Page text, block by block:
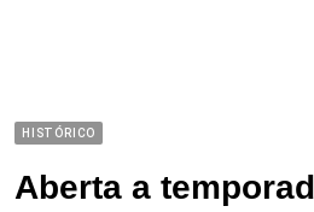
HISTÓRICO
Aberta a